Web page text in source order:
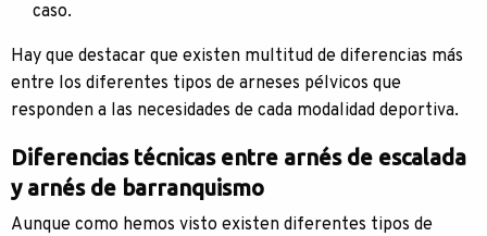
caso.
Hay que destacar que existen multitud de diferencias más
entre los diferentes tipos de arneses pélvicos que
responden a las necesidades de cada modalidad deportiva.
Diferencias técnicas entre arnés de escalada
y arnés de barranquismo
Aunque como hemos visto existen diferentes tipos de